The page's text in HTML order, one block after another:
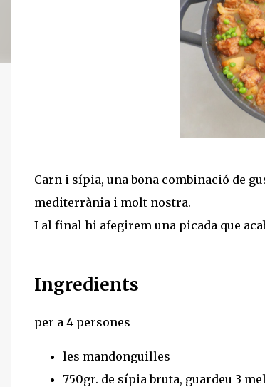
Carn i sípia, una bona combinació de
mediterrània i molt nostra.
I al final hi afegirem una picada que
Ingredients
per a 4 persones
les mandonguilles
750gr. de sípia bruta, guardeu 3